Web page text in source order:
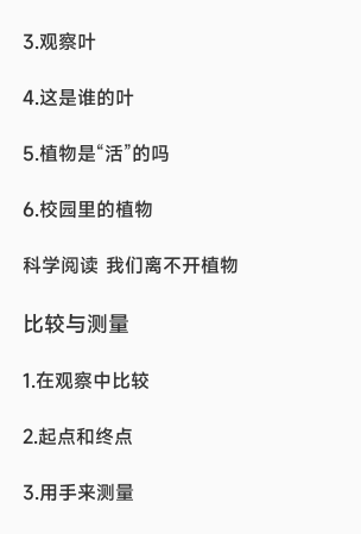
3.观察叶
4.这是谁的叶
5.植物是“活”的吗
6.校园里的植物
科学阅读 我们离不开植物
比较与测量
1.在观察中比较
2.起点和终点
3.用手来测量